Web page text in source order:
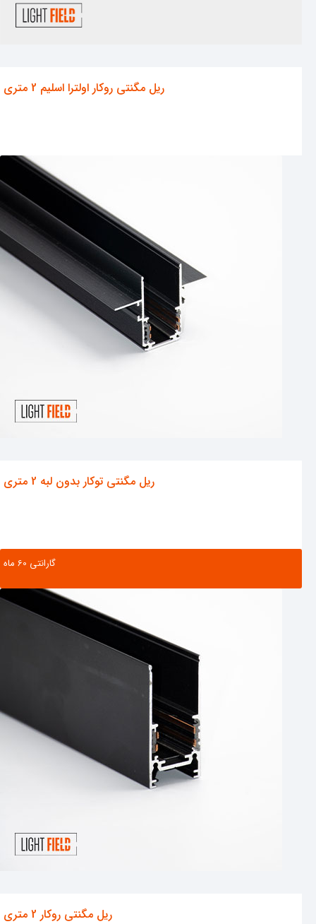
ریل مگنتی روکار اولترا اسلیم 2 متری
مشاهده محصول
ریل مگنتی توکار بدون لبه 2 متری
مشاهده محصول
گارانتی ‌60 ماه
ریل مگنتی روکار 2 متری